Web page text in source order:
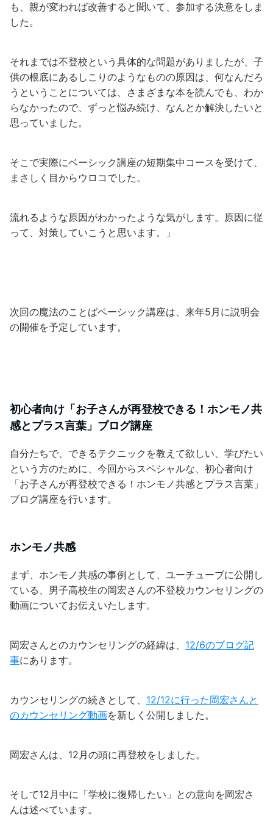
も、親が変われば改善すると聞いて、参加する決意をしま
した。
それまでは不登校という具体的な問題がありましたが、子
供の根底にあるしこりのようなものの原因は、何なんだろ
うということについては、さまざまな本を読んでも、わか
らなかったので、ずっと悩み続け、なんとか解決したいと
思っていました。
そこで実際にベーシック講座の短期集中コースを受けて、
まさしく目からウロコでした。
流れるような原因がわかったような気がします。原因に従
って、対策していこうと思います。」
次回の魔法のことばベーシック講座は、来年5月に説明会
の開催を予定しています。
初心者向け「お子さんが再登校できる！ホンモノ共
感とプラス言葉」ブログ講座
自分たちで、できるテクニックを教えて欲しい、学びたい
という方のために、今回からスペシャルな、初心者向け
「お子さんが再登校できる！ホンモノ共感とプラス言葉」
ブログ講座を行います。
ホンモノ共感
まず、ホンモノ共感の事例として、ユーチューブに公開し
ている、男子高校生の岡宏さんの不登校カウンセリングの
動画についてお伝えいたします。
岡宏さんとのカウンセリングの経緯は、 12/6のブログ記
事にあります。
カウンセリングの続きとして、 12/12に行った岡宏さんと
のカウンセリング動画を新しく公開しました。
岡宏さんは、12月の頭に再登校をしました。
そして12月中に「学校に復帰したい」との意向を岡宏さ
んは述べています。